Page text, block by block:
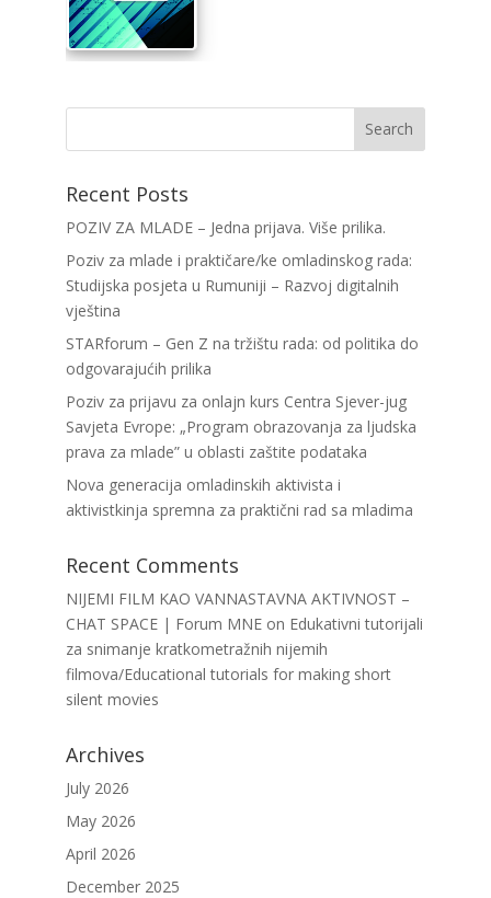
Recent Posts
POZIV ZA MLADE – Jedna prijava. Više prilika.
Poziv za mlade i praktičare/ke omladinskog rada:
Studijska posjeta u Rumuniji – Razvoj digitalnih
vještina
STARforum – Gen Z na tržištu rada: od politika do
odgovarajućih prilika
Poziv za prijavu za onlajn kurs Centra Sjever-jug
Savjeta Evrope: „Program obrazovanja za ljudska
prava za mlade” u oblasti zaštite podataka
Nova generacija omladinskih aktivista i
aktivistkinja spremna za praktični rad sa mladima
Recent Comments
NIJEMI FILM KAO VANNASTAVNA AKTIVNOST –
CHAT SPACE | Forum MNEon Edukativni tutorijali
za snimanje kratkometražnih nijemih
filmova/Educational tutorials for making short
silent movies
Archives
July 2026
May 2026
April 2026
December 2025